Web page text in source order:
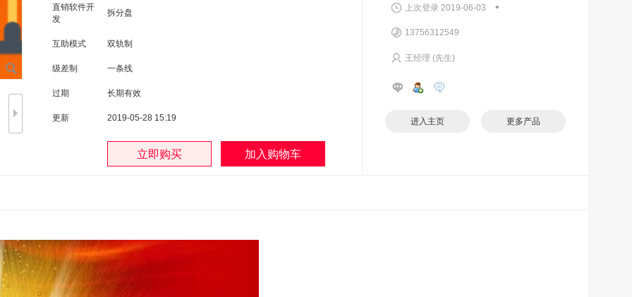
直销软件开
发
拆分盘
互助模式 双轨制
级差制 一条线
过期 长期有效
更新 2019-05-28 15:19
上次登录 2019-06-03 •
13756312549
王经理 (先生)
进入主页 更多产品